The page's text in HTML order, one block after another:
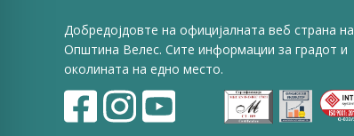
Добредојдовте на официјалната веб страна на
Општина Велес. Сите информации за градот и
околината на едно место.